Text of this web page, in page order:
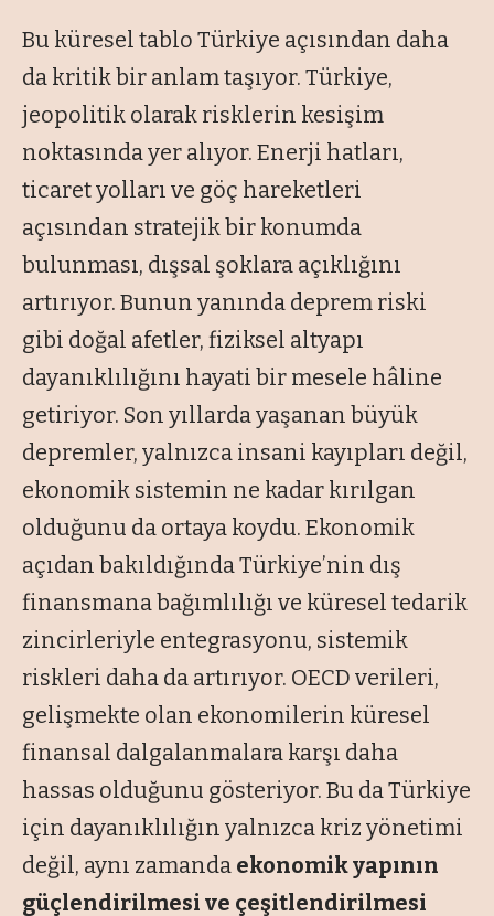
Bu küresel tablo Türkiye açısından daha
da kritik bir anlam taşıyor. Türkiye,
jeopolitik olarak risklerin kesişim
noktasında yer alıyor. Enerji hatları,
ticaret yolları ve göç hareketleri
açısından stratejik bir konumda
bulunması, dışsal şoklara açıklığını
artırıyor. Bunun yanında deprem riski
gibi doğal afetler, fiziksel altyapı
dayanıklılığını hayati bir mesele hâline
getiriyor. Son yıllarda yaşanan büyük
depremler, yalnızca insani kayıpları değil,
ekonomik sistemin ne kadar kırılgan
olduğunu da ortaya koydu. Ekonomik
açıdan bakıldığında Türkiye’nin dış
finansmana bağımlılığı ve küresel tedarik
zincirleriyle entegrasyonu, sistemik
riskleri daha da artırıyor. OECD verileri,
gelişmekte olan ekonomilerin küresel
finansal dalgalanmalara karşı daha
hassas olduğunu gösteriyor. Bu da Türkiye
için dayanıklılığın yalnızca kriz yönetimi
değil, aynı zamanda ekonomik yapının
güçlendirilmesi ve çeşitlendirilmesi